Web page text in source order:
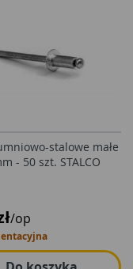
stalowe małe
- 50 szt. STALCO
/op